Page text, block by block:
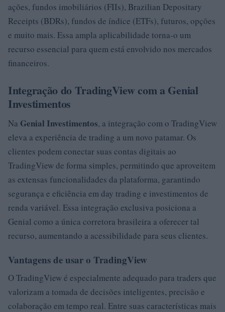
ações, fundos imobiliários (FIIs), Brazilian Depositary
Receipts (BDRs), fundos de índice (ETFs), futuros, opções
e muito mais. Essa ampla aplicabilidade torna-o um
recurso essencial para quem está envolvido nos mercados
financeiros.
Integração do TradingView com a Genial
Investimentos
Na Genial Investimentos, a integração com o TradingView
eleva a experiência de trading a um novo patamar. Os
clientes podem conectar suas contas digitais ao
TradingView de forma simples, permitindo que aproveitem
as extensas funcionalidades da plataforma, garantindo
segurança e eficiência em day trading e investimentos de
renda variável. Essa integração exclusiva posiciona a
Genial como a única corretora brasileira a oferecer tal
recurso, aumentando a acessibilidade para seus clientes.
Vantagens de usar o TradingView
O TradingView é especialmente adequado para traders que
valorizam a tomada de decisões inteligentes, precisão e
colaboração em tempo real. Entre suas características mais